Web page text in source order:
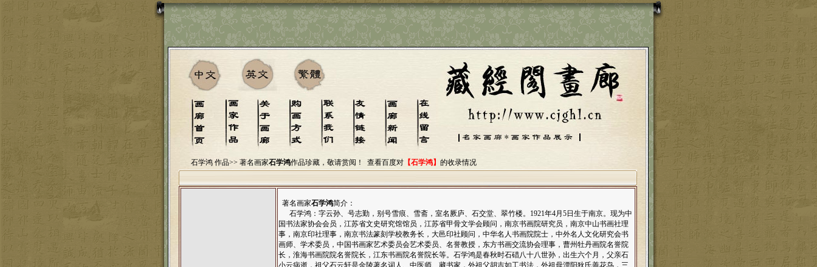
石学鸿 作品>> 著名画家石学鸿作品珍藏，敬请赏阅！ 查看百度对【石学鸿】 的收录情况
著名画家石学鸿简介：
石学鸿：字云孙、号志勤，别号雪痕、雪斋，室名厥庐、石交堂、翠竹楼。1921年4月5日生于南京。现为中
国书法家协会会员，江苏省文史研究馆馆员，江苏省甲骨文学会顾问，南京书画院研究员，南京中山书画社理
事，南京印社理事，南京书法篆刻学校教务长，大邑印社顾问，中华名人书画院院士，中外名人文化研究会书
画师、学术委员，中国书画家艺术委员会艺术委员、名誉教授，东方书画交流协会理事，曹州牡丹画院名誉院
长，淮海书画院院名誉院长，江东书画院名誉院长等。石学鸿是春秋时石碏八十八世孙，出生六个月，父亲石
小云病逝，祖父石云轩是金陵著名词人、中医师、藏书家，外祖父胡吉如工书法，外祖母漂阳狄氏善花鸟，三